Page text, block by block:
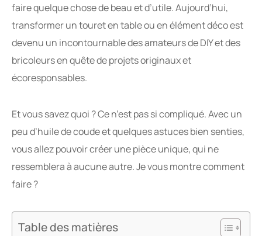
faire quelque chose de beau et d’utile. Aujourd’hui,
transformer un touret en table ou en élément déco est
devenu un incontournable des amateurs de DIY et des
bricoleurs en quête de projets originaux et
écoresponsables.
Et vous savez quoi ? Ce n’est pas si compliqué. Avec un
peu d’huile de coude et quelques astuces bien senties,
vous allez pouvoir créer une pièce unique, qui ne
ressemblera à aucune autre. Je vous montre comment
faire ?
Table des matières